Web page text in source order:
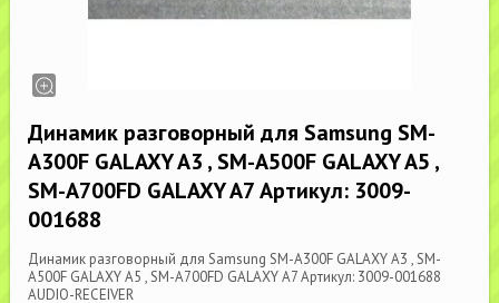
Динамик разговорный для Samsung SM-
A300F GALAXY A3 , SM-A500F GALAXY A5 ,
SM-A700FD GALAXY A7 Артикул: 3009-
001688
Динамик разговорный для Samsung SM-A300F GALAXY A3 , SM-
A500F GALAXY A5 , SM-A700FD GALAXY A7 Артикул: 3009-001688
AUDIO-RECEIVER